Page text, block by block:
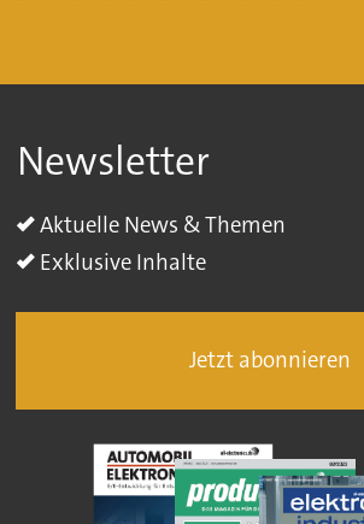
Newsletter
Aktuelle News & Themen
Exklusive Inhalte
Jetzt abonnieren